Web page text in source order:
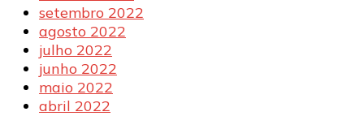
setembro 2022
agosto 2022
julho 2022
junho 2022
maio 2022
abril 2022